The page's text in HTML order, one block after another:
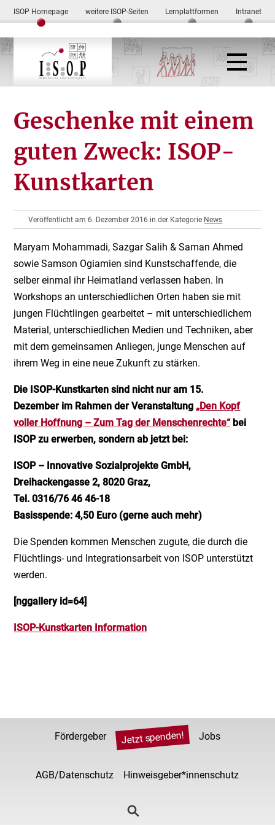
ISOP Homepage weitere ISOP-Seiten Lernplattformen Intranet
Geschenke mit einem
guten Zweck: ISOP-
Kunstkarten
Veröffentlicht am 6. Dezember 2016 in der Kategorie News
Maryam Mohammadi, Sazgar Salih & Saman Ahmed
sowie Samson Ogiamien sind Kunstschaffende, die
selber einmal ihr Heimatland verlassen haben. In
Workshops an unterschiedlichen Orten haben sie mit
jungen Flüchtlingen gearbeitet – mit unterschiedlichem
Material, unterschiedlichen Medien und Techniken, aber
mit dem gemeinsamen Anliegen, junge Menschen auf
ihrem Weg in eine neue Zukunft zu stärken.
Die ISOP-Kunstkarten sind nicht nur am 15.
Dezember im Rahmen der Veranstaltung „Den Kopf
voller Hoffnung – Zum Tag der Menschenrechte“bei
ISOP zu erwerben, sondern ab jetzt bei:
ISOP – Innovative Sozialprojekte GmbH,
Dreihackengasse 2, 8020 Graz,
Tel. 0316/76 46 46-18
Basisspende: 4,50 Euro (gerne auch mehr)
Die Spenden kommen Menschen zugute, die durch die
Flüchtlings- und Integrationsarbeit von ISOP unterstützt
werden.
[nggallery id=64]
ISOP-Kunstkarten Information
Fördergeber Jetzt spenden! Jobs
AGB/Datenschutz Hinweisgeber*innenschutz